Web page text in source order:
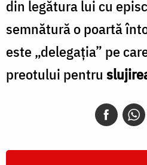
din legătura lui cu
semnătură o poartă
este „delegația” pe
preotului pentru